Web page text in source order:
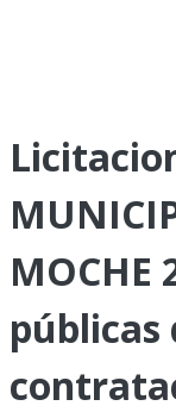
MOCHE
públicas